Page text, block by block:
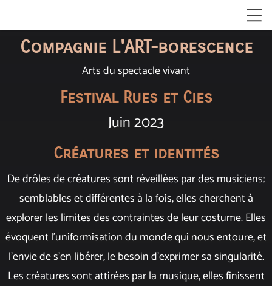
Compagnie L'ART-borescence
Arts du spectacle vivant
Festival Rues et Cies
Juin 2023
Créatures et identités
De drôles de créatures sont réveillées par des musiciens;
semblables et différentes à la fois, elles cherchent à
explorer les limites des contraintes de leur costume. Elles
évoquent l'uniformisation du monde qui nous entoure, et
l'envie de s'en libérer, le besoin d'exprimer sa singularité.
Les créatures sont attirées par la musique, elles finissent